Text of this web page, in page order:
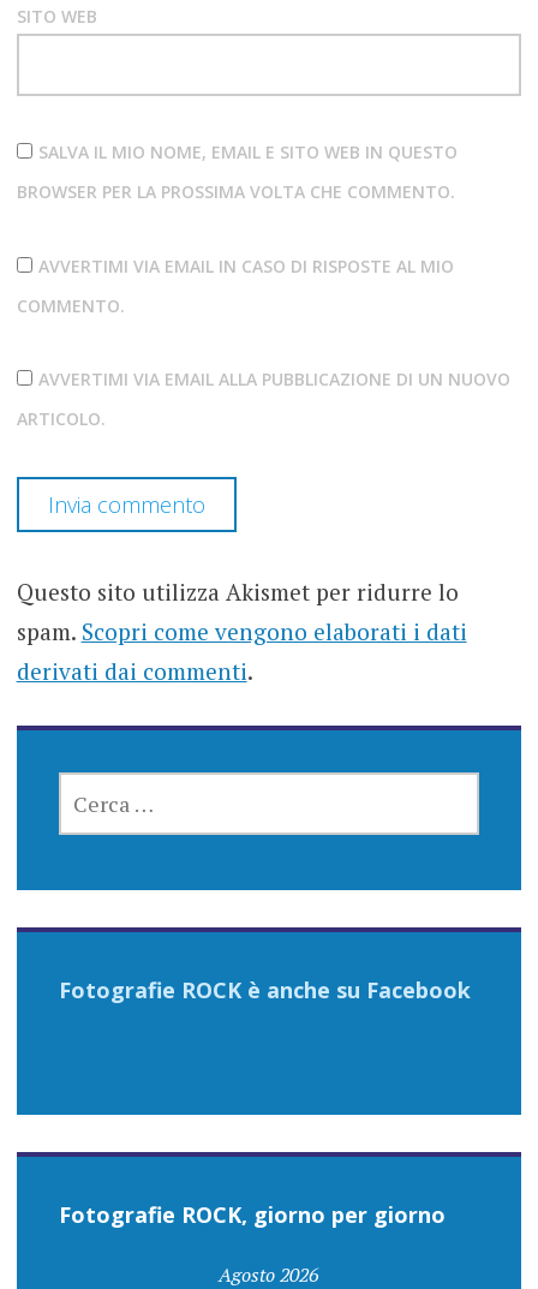
SITO WEB
SALVA IL MIO NOME, EMAIL E SITO WEB IN QUESTO
BROWSER PER LA PROSSIMA VOLTA CHE COMMENTO.
AVVERTIMI VIA EMAIL IN CASO DI RISPOSTE AL MIO
COMMENTO.
AVVERTIMI VIA EMAIL ALLA PUBBLICAZIONE DI UN NUOVO
ARTICOLO.
Questo sito utilizza Akismet per ridurre lo
spam. Scopri come vengono elaborati i dati
derivati dai commenti.
PER:
Fotografie ROCK è anche su Facebook
Fotografie ROCK, giorno per giorno
Agosto 2026